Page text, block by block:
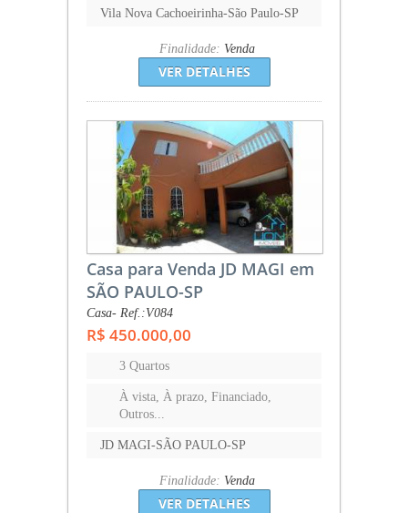
Vila Nova Cachoeirinha-São Paulo-SP
Finalidade: Venda
VER DETALHES
Casa para Venda JD MAGI em
SÃO PAULO-SP
Casa- Ref.:V084
R$ 450.000,00
3 Quartos
À vista, À prazo, Financiado,
Outros...
JD MAGI-SÃO PAULO-SP
Finalidade: Venda
VER DETALHES